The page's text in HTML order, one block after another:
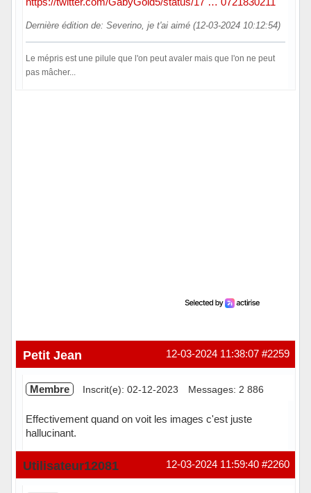
Dernière édition de: Severino, je t'ai aimé (12-03-2024 10:12:54)
Le mépris est une pilule que l'on peut avaler mais que l'on ne peut
pas mâcher...
#2259
12-03-2024 11:38:07
Petit Jean
Membre Inscrit(e): 02-12-2023 Messages: 2 886
Effectivement quand on voit les images c'est juste
hallucinant.
Hors ligne #2260
12-03-2024 11:59:40
Utilisateur12081